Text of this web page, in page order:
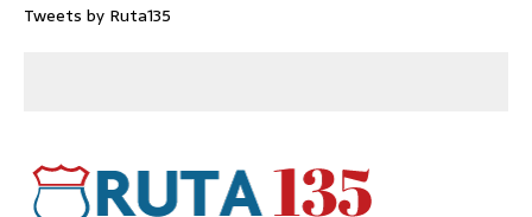
Tweets by Ruta135